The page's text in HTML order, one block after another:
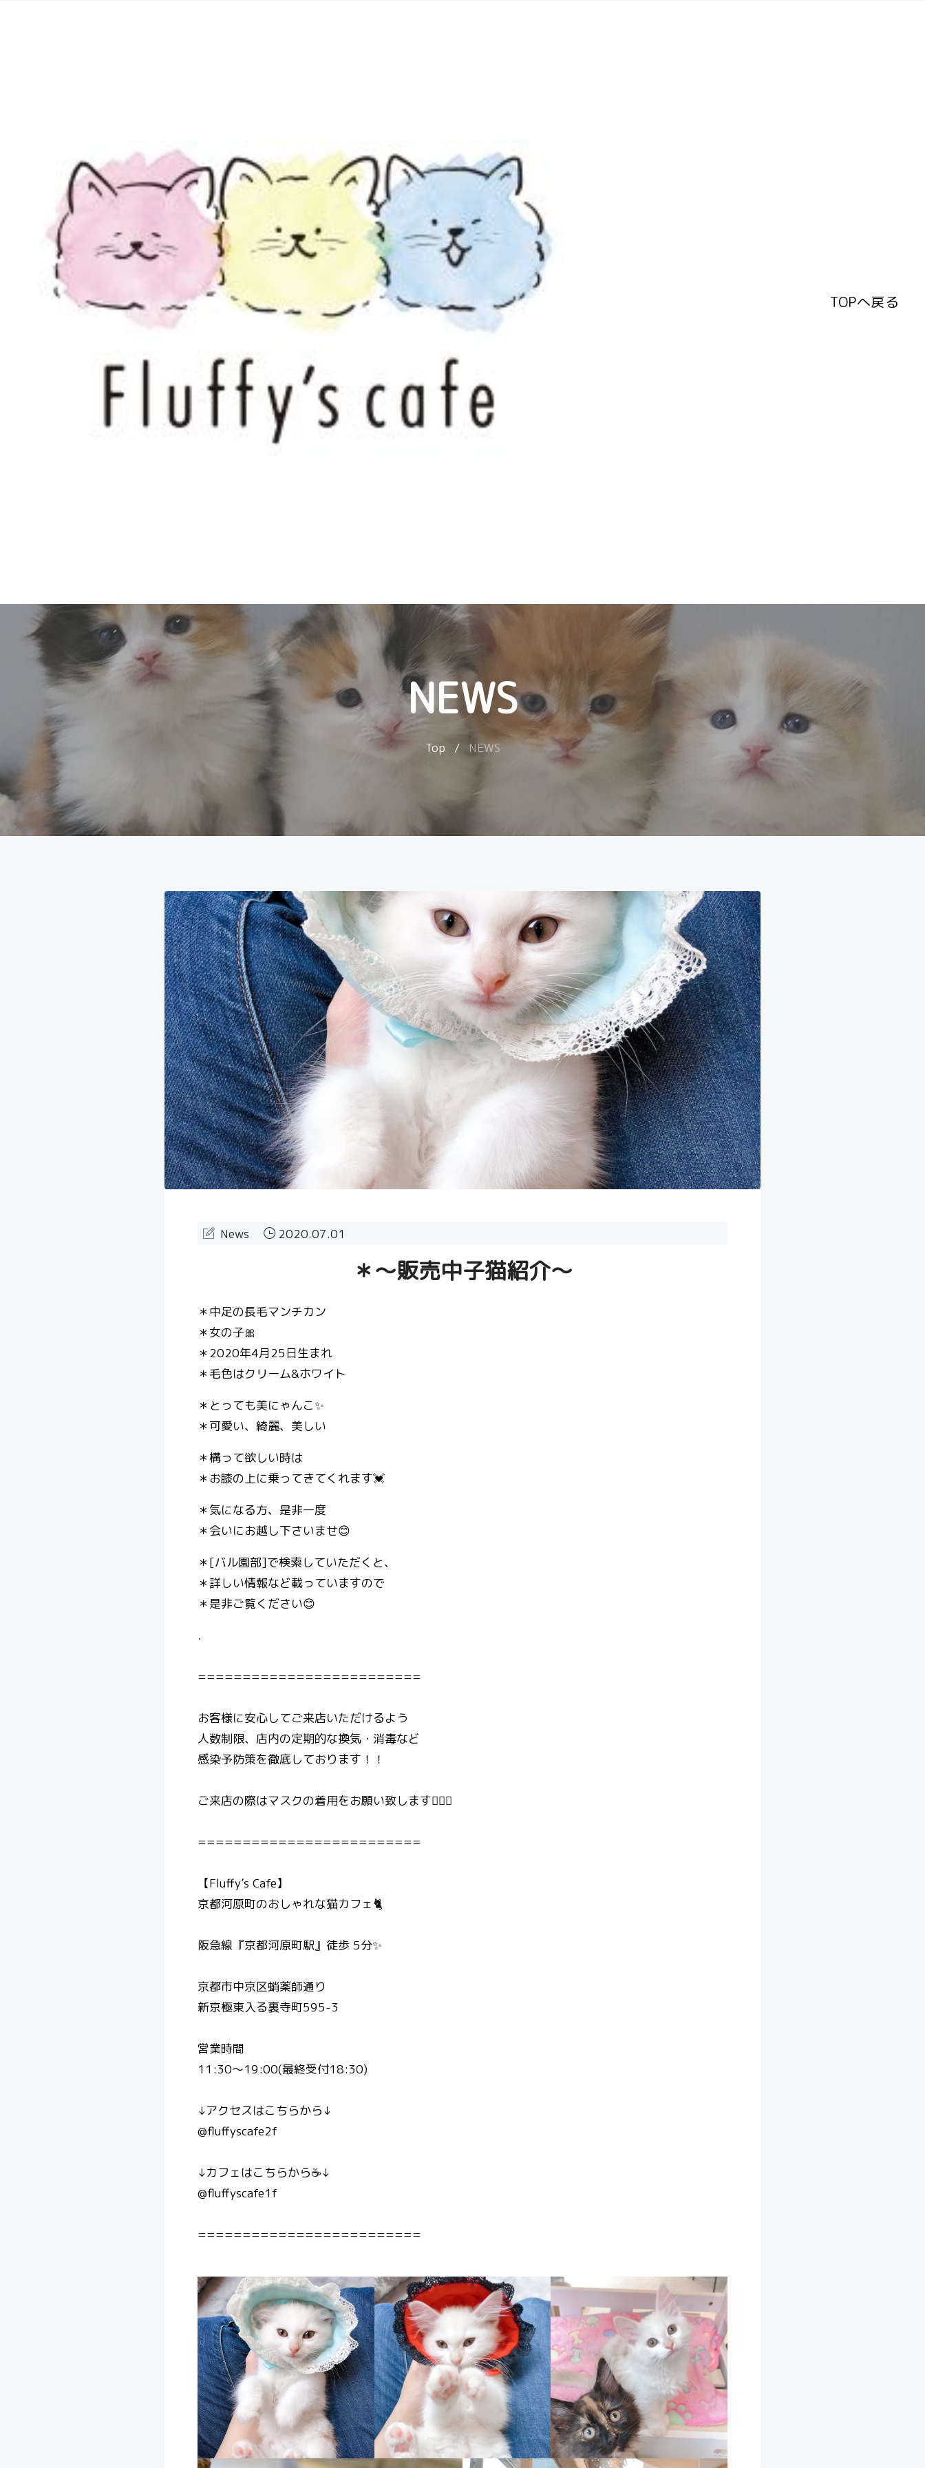
TOPへ戻る
NEWS
Top / NEWS
News 2020.07.01
＊〜販売中子猫紹介〜
＊中足の長毛マンチカン
＊女の子🎀
＊2020年4月25日生まれ
＊毛色はクリーム&ホワイト
＊とっても美にゃんこ✨
＊可愛い、綺麗、美しい
＊構って欲しい時は
＊お膝の上に乗ってきてくれます💓
＊気になる方、是非一度
＊会いにお越し下さいませ😊
＊[バル園部]で検索していただくと、
＊詳しい情報など載っていますので
＊是非ご覧ください😊
．
=========================
お客様に安心してご来店いただけるよう
人数制限、店内の定期的な換気・消毒など
感染予防策を徹底しております！！
ご来店の際はマスクの着用をお願い致します🙇🏻‍♀️
=========================
【Fluffy’s Cafe】
京都河原町のおしゃれな猫カフェ🐈
阪急線『京都河原町駅』徒歩 5分✨
京都市中京区蛸薬師通り
新京極東入る裏寺町595-3
営業時間
11:30〜19:00 (最終受付18:30)
↓アクセスはこちらから↓
@fluffyscafe2f
↓カフェはこちらから☕️↓
@fluffyscafe1f
=========================